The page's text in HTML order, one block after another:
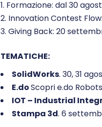
Formazione: dal 30
Innovation Contest
Giving Back: 20
TEMATICHE:
SolidWorks. 30, 31
E.doScopri e.do
IOT – Industrial
Stampa 3d. 6